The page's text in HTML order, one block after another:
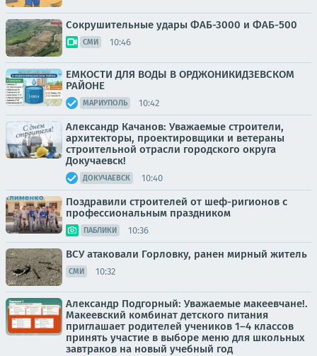
Сокрушительные удары ФАБ-3000 и ФАБ-500
СМИ 10:46
ЕМКОСТИ ДЛЯ ВОДЫ В ОРДЖОНИКИДЗЕВСКОМ
РАЙОНЕ
МАРИУПОЛЬ 10:42
Александр Качанов: Уважаемые строители,
архитекторы, проектировщики и ветераны
строительной отрасли городского округа
Докучаевск!
ДОКУЧАЕВСК 10:40
Поздравили строителей от шеф-ригионов с
профессиональным праздником
ПАБЛИКИ 10:36
ВСУ атаковали Горловку, ранен мирный житель
СМИ 10:32
Александр Подгорный: Уважаемые макеевчане!.
Макеевский комбинат детского питания
приглашает родителей учеников 1–4 классов
принять участие в выборе меню для школьных
завтраков на новый учебный год